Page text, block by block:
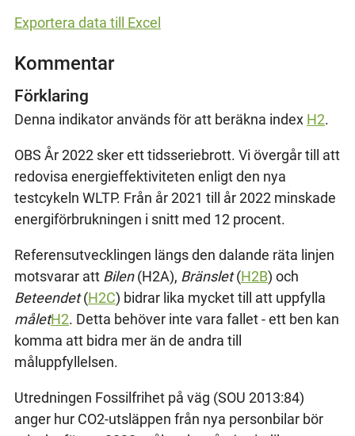
Exportera data till Excel
Kommentar
Förklaring
Denna indikator används för att beräkna index H2.
OBS År 2022 sker ett tidsseriebrott. Vi övergår till att
redovisa energieffektiviteten enligt den nya
testcykeln WLTP. Från år 2021 till år 2022 minskade
energiförbrukningen i snitt med 12 procent.
Referensutvecklingen längs den dalande räta linjen
motsvarar att Bilen(H2A), Bränslet(H2B) och
Beteendet(H2C) bidrar lika mycket till att uppfylla
måletH2. Detta behöver inte vara fallet - ett ben kan
komma att bidra mer än de andra till
måluppfyllelsen.
Utredningen Fossilfrihet på väg (SOU 2013:84)
anger hur CO2-utsläppen från nya personbilar bör